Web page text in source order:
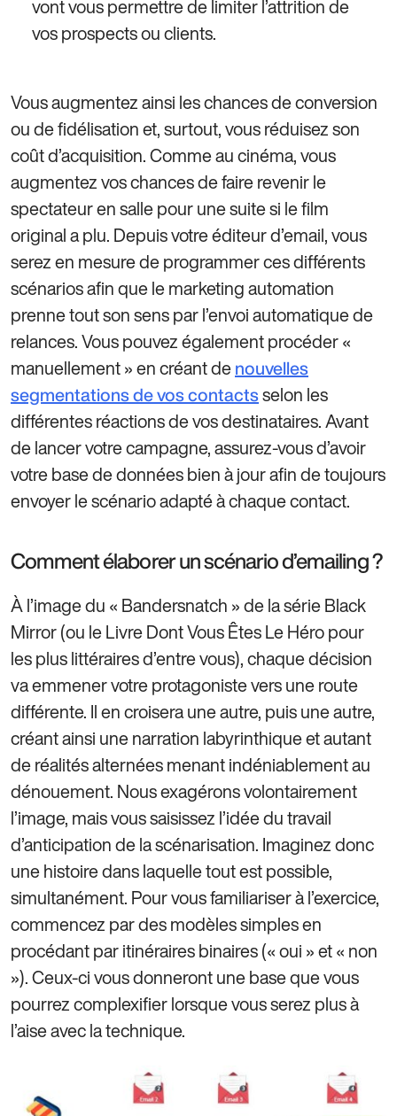
vont vous permettre de limiter l’attrition de
vos prospects ou clients.
Vous augmentez ainsi les chances de conversion
ou de fidélisation et, surtout, vous réduisez son
coût d’acquisition. Comme au cinéma, vous
augmentez vos chances de faire revenir le
spectateur en salle pour une suite si le film
original a plu. Depuis votre éditeur d’email, vous
serez en mesure de programmer ces différents
scénarios afin que le marketing automation
prenne tout son sens par l’envoi automatique de
relances. Vous pouvez également procéder «
manuellement » en créant de nouvelles
segmentations de vos contactsselon les
différentes réactions de vos destinataires. Avant
de lancer votre campagne, assurez-vous d’avoir
votre base de données bien à jour afin de toujours
envoyer le scénario adapté à chaque contact.
Comment élaborer un scénario d’emailing ?
À l’image du « Bandersnatch » de la série Black
Mirror (ou le Livre Dont Vous Êtes Le Héro pour
les plus littéraires d’entre vous), chaque décision
va emmener votre protagoniste vers une route
différente. Il en croisera une autre, puis une autre,
créant ainsi une narration labyrinthique et autant
de réalités alternées menant indéniablement au
dénouement. Nous exagérons volontairement
l’image, mais vous saisissez l’idée du travail
d’anticipation de la scénarisation. Imaginez donc
une histoire dans laquelle tout est possible,
simultanément. Pour vous familiariser à l’exercice,
commencez par des modèles simples en
procédant par itinéraires binaires (« oui » et « non
»). Ceux-ci vous donneront une base que vous
pourrez complexifier lorsque vous serez plus à
l’aise avec la technique.